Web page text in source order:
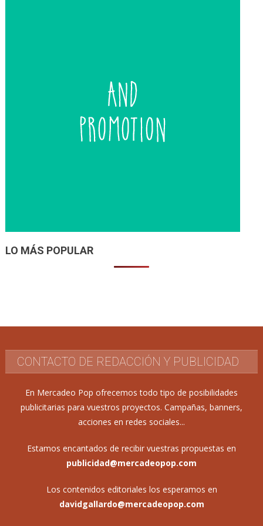
LO MÁS POPULAR
CONTACTO DE REDACCIÓN Y PUBLICIDAD
En Mercadeo Pop ofrecemos todo tipo de posibilidades
publicitarias para vuestros proyectos. Campañas, banners,
acciones en redes sociales...
Estamos encantados de recibir vuestras propuestas en
publicidad@mercadeopop.com
Los contenidos editoriales los esperamos en
davidgallardo@mercadeopop.com